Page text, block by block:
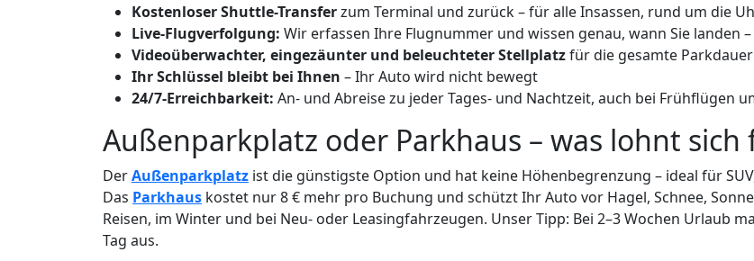
Kostenloser Shuttle-Transferzum Terminal und zurück – für alle Insassen, rund um die
Live-Flugverfolgung: Wir erfassen Ihre Flugnummer und wissen genau, wann Sie landen
Videoüberwachter, eingezäunter und beleuchteter Stellplatzfür die gesamte Parkdauer
Ihr Schlüssel bleibt bei Ihnen – Ihr Auto wird nicht bewegt
24/7-Erreichbarkeit: An- und Abreise zu jeder Tages- und Nachtzeit, auch bei Frühflügen
Außenparkplatz oder Parkhaus – was lohnt sich
DerAußenparkplatz ist die günstigste Option und hat keine Höhenbegrenzung – ideal für
Das Parkhaus kostet nur 8 € mehr pro Buchung und schützt Ihr Auto vor Hagel, Schnee,
Reisen, im Winter und bei Neu- oder Leasingfahrzeugen. Unser Tipp: Bei 2–3 Wochen Urlaub
Tag aus.